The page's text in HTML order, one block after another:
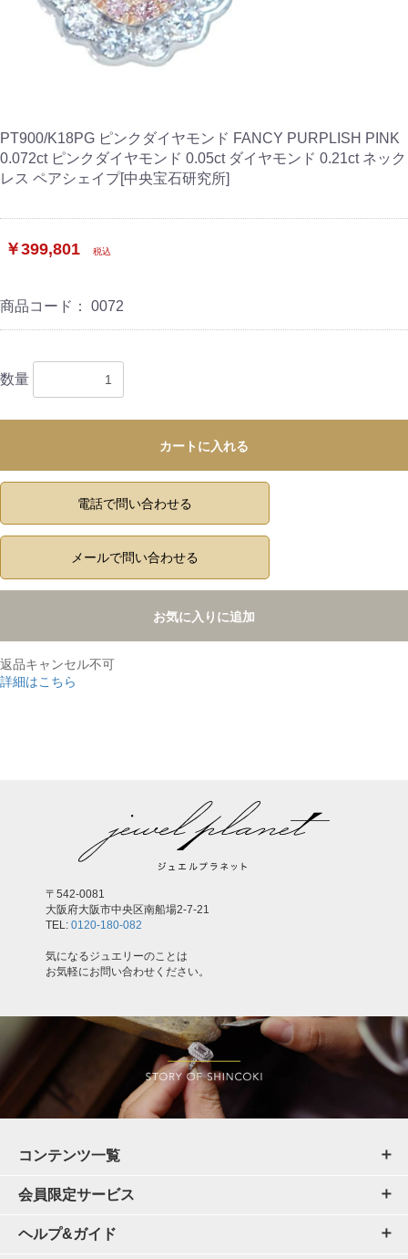
PT900/K18PG ピンクダイヤモンド FANCY PURPLISH PINK
0.072ct ピンクダイヤモンド 0.05ct ダイヤモンド 0.21ct ネック
レス ペアシェイプ[中央宝石研究所]
￥399,801 税込
商品コード： 0072
数量
カートに入れる
電話で問い合わせる
メールで問い合わせる
お気に入りに追加
返品キャンセル不可
詳細はこちら
〒542-0081
大阪府大阪市中央区南船場2-7-21
TEL: 0120-180-082
気になるジュエリーのことは
お気軽にお問い合わせください。
コンテンツ一覧
会員限定サービス
ヘルプ&ガイド